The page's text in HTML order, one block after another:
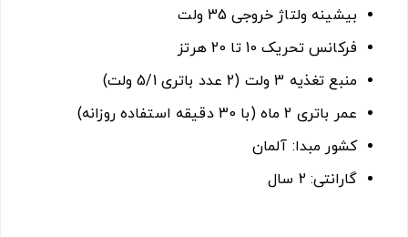
بیشینه ولتاژ خروجی 35 ولت
فرکانس تحریک 10 تا 20 هرتز
منبع تغذیه 3 ولت (2 عدد باتری 5/1 ولت)
عمر باتری 2 ماه (با 30 دقیقه استفاده روزانه)
کشور مبدا: آلمان
گارانتی: 2 سال